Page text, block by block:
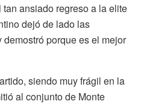
ansiado regreso a la elite
dejó de lado las
porque es el mejor
siendo muy frágil en la
al conjunto de Monte